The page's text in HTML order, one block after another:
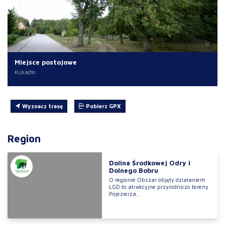
Miejsce postojowe
Kukadło
Wyznacz trasę Pobierz GPX
Region
Dolina Środkowej Odry i
Dolnego Bobru
O regionie Obszar objęty działaniem
LGD to atrakcyjne przyrodniczo tereny
Pojezierza...